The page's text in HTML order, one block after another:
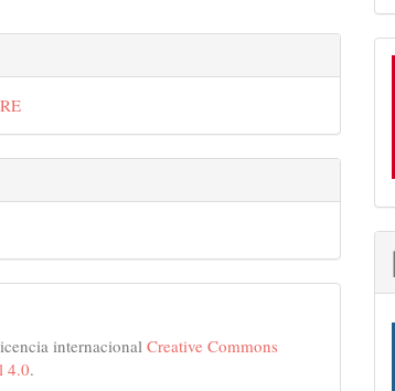
internacionalCreative Commons
4.0.